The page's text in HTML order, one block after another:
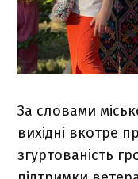
За словами
вихідні вкотре
згуртованість